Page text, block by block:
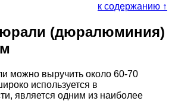
к содержанию ↑
(дюралюминия)
можно выручить около 60-70
используется в
является одним из наиболее